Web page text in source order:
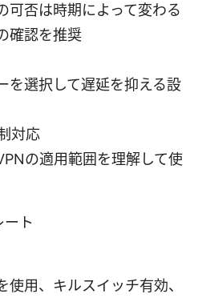
可否は時期によって変わる
確認を推奨
を選択して遅延を抑える設
対応
の適用範囲を理解して使
ト
使用、キルスイッチ有効、